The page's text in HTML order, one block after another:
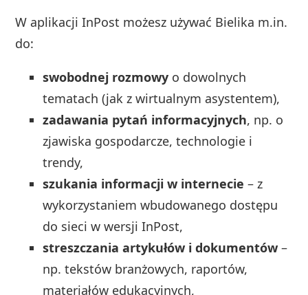
W aplikacji InPost możesz używać Bielika m.in.
do:
swobodnej rozmowy o dowolnych
tematach (jak z wirtualnym asystentem),
zadawania pytań informacyjnych, np. o
zjawiska gospodarcze, technologie i
trendy,
szukania informacji w internecie – z
wykorzystaniem wbudowanego dostępu
do sieci w wersji InPost,
streszczania artykułów i dokumentów –
np. tekstów branżowych, raportów,
materiałów edukacyjnych,